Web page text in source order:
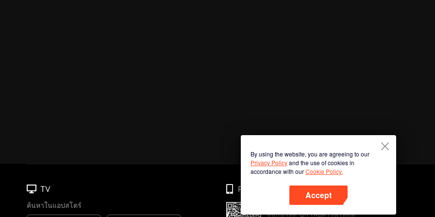
By using the website, you are agreeing to our
Privacy Policyand the use of cookies in
accordance with ourCookie Policy.
Accept
TV
ค้นหาในแอปสโตร์
Phone
สแกนรหัส QR เพื่อดาวน์โหลด